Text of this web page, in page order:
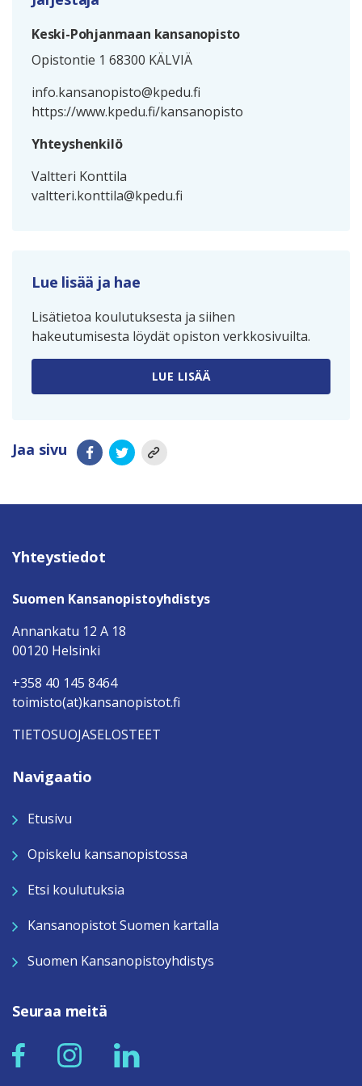
Keski-Pohjanmaan kansanopisto
Opistontie 1 68300 KÄLVIÄ
info.kansanopisto@kpedu.fi
https://www.kpedu.fi/kansanopisto
Yhteyshenkilö
Valtteri Konttila
valtteri.konttila@kpedu.fi
Lue lisää ja hae
Lisätietoa koulutuksesta ja siihen
hakeutumisesta löydät opiston verkkosivuilta.
LUE LISÄÄ
Jaa sivu
Yhteystiedot
Suomen Kansanopistoyhdistys
Annankatu 12 A 18
00120 Helsinki
+358 40 145 8464
toimisto(at)kansanopistot.fi
TIETOSUOJASELOSTEET
Navigaatio
Etusivu
Opiskelu kansanopistossa
Etsi koulutuksia
Kansanopistot Suomen kartalla
Suomen Kansanopistoyhdistys
Seuraa meitä